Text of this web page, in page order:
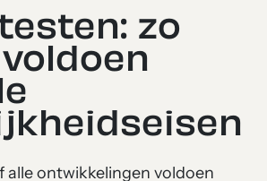
zo
ontwikkelingen voldoen